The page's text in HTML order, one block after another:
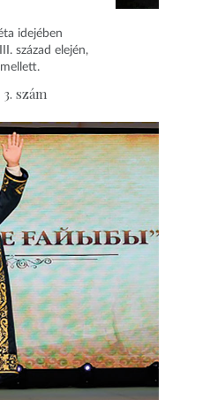
idejében
század elején,
szám